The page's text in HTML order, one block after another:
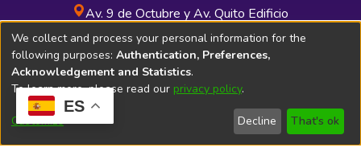
ES
Av. 9 de Octubre y Av. Quito Edificio
INDUAUTO - Planta baja
Soporte Técnico Bibliolatino.com
We collect and process your personal information for the
following purposes: Authentication, Preferences,
Acknowledgement and Statistics.
To learn more, please read our privacy policy.
Customize Decline That's ok